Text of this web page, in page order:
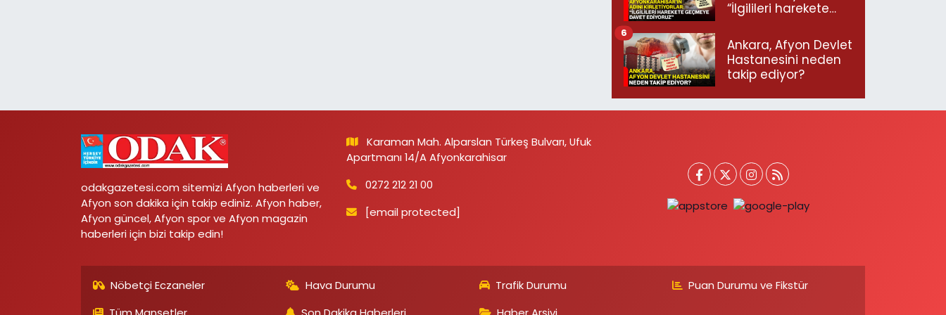
“İlgilileri harekete
ediyoruz”
Ankara, Afyon Devlet
Hastanesini neden
takip ediyor?
6
odakgazetesi.com sitemizi Afyon haberleri ve
Afyon son dakika için takip ediniz. Afyon haber,
Afyon güncel, Afyon spor ve Afyon magazin
haberleri için bizi takip edin!
Karaman Mah. Alparslan Türkeş Bulvarı, Ufuk
Apartmanı 14/A Afyonkarahisar
0272 212 21 00
[email protected]
Nöbetçi Eczaneler Hava Durumu Trafik Durumu
Puan Durumu ve Fikstür